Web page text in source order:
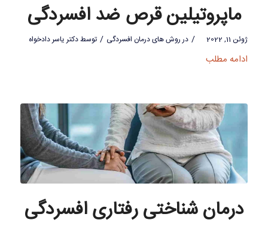
ماپروتیلین قرص ضد افسردگی
ژوئن 11, 2022 / در روش های درمان افسردگی / توسطدکتر یاسر دادخواه
ادامه مطلب
درمان شناختی رفتاری افسردگی